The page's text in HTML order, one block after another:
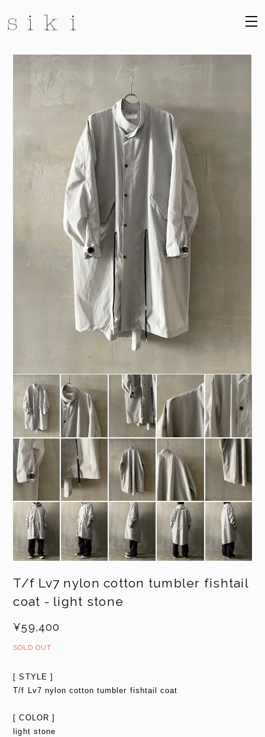
T/f Lv7 nylon cotton tumbler fishtail
coat - light stone
¥59,400
SOLD OUT
[ STYLE ]
T/f Lv7 nylon cotton tumbler fishtail coat
[ COLOR ]
light stone